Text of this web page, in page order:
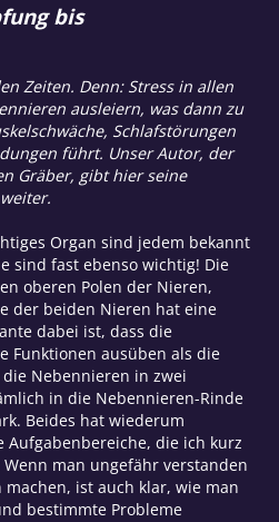
bis
Zeiten. Denn: Stress in allen
ausleiern, was dann zu
Schlafstörungen
führt. Unser Autor, der
Gräber, gibt hier seine
Organ sind jedem bekannt
sind fast ebenso wichtig! Die
oberen Polen der Nieren,
der beiden Nieren hat eine
dabei ist, dass die
Funktionen ausüben als die
Nebennieren in zwei
in die Nebennieren-Rinde
Beides hat wiederum
die ich kurz
man ungefähr verstanden
ist auch klar, wie man
bestimmte Probleme